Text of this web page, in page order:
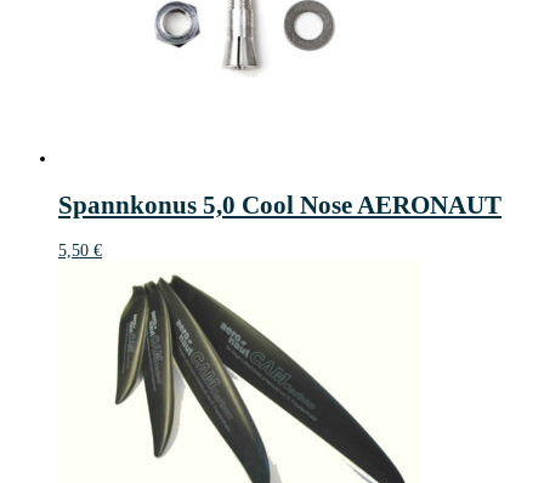
Spannkonus 5,0 Cool Nose AERONAUT
5,50 €